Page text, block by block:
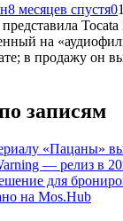
8 месяцев спустя0
на
в продажу он
записям
«Пацаны»
— релиз в
для
на Mos.Hub